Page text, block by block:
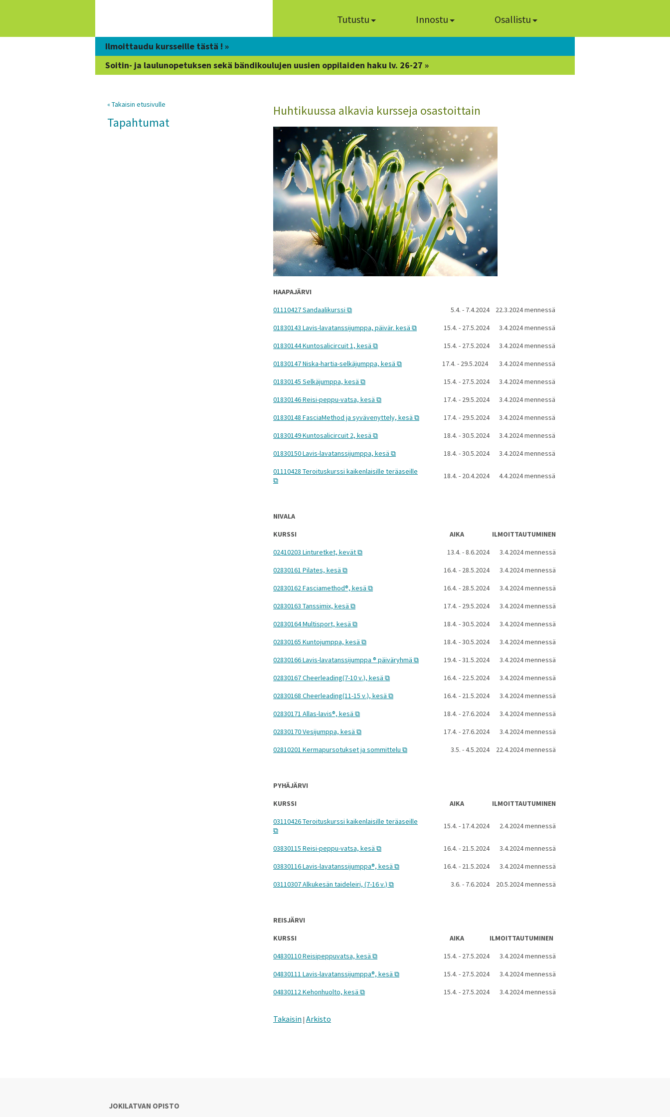
Tutustu Innostu Osallistu
Ilmoittaudu kursseille tästä ! »
Soitin- ja laulunopetuksen sekä bändikoulujen uusien oppilaiden haku lv. 26-27 »
Huhtikuussa alkavia kursseja osastoittain
HAAPAJÄRVI
01110427 Sandaalikurssi
5.4. - 7.4.2024
22.3.2024 mennessä
01830143 Lavis-lavatanssijumppa, päivär. kesä
15.4. - 27.5.2024
3.4.2024 mennessä
01830144 Kuntosalicircuit 1, kesä
15.4. - 27.5.2024
3.4.2024 mennessä
01830147 Niska-hartia-selkäjumppa, kesä
17.4. - 29.5.2024
3.4.2024 mennessä
01830145 Selkäjumppa, kesä
15.4. - 27.5.2024
3.4.2024 mennessä
01830146 Reisi-peppu-vatsa, kesä
17.4. - 29.5.2024
3.4.2024 mennessä
01830148 FasciaMethod ja syvävenyttely, kesä
17.4. - 29.5.2024
3.4.2024 mennessä
01830149 Kuntosalicircuit 2, kesä
18.4. - 30.5.2024
3.4.2024 mennessä
01830150 Lavis-lavatanssijumppa, kesä
18.4. - 30.5.2024
3.4.2024 mennessä
01110428 Teroituskurssi kaikenlaisille teräaseille
18.4. - 20.4.2024 4.4.2024 mennessä
NIVALA
KURSSI
AIKA
ILMOITTAUTUMINEN
02410203 Linturetket, kevät
13.4. - 8.6.2024
3.4.2024 mennessä
02830161 Pilates, kesä
16.4. - 28.5.2024
3.4.2024 mennessä
02830162 Fasciamethod®, kesä
16.4. - 28.5.2024
3.4.2024 mennessä
02830163 Tanssimix, kesä
17.4. - 29.5.2024
3.4.2024 mennessä
02830164 Multisport, kesä
18.4. - 30.5.2024
3.4.2024 mennessä
02830165 Kuntojumppa, kesä
18.4. - 30.5.2024
3.4.2024 mennessä
02830166 Lavis-lavatanssijumppa ® päiväryhmä
19.4. - 31.5.2024
3.4.2024 mennessä
02830167 Cheerleading(7-10 v.), kesä
16.4. - 22.5.2024
3.4.2024 mennessä
02830168 Cheerleading(11-15 v.), kesä
16.4. - 21.5.2024
3.4.2024 mennessä
02830171 Allas-lavis®, kesä
18.4. - 27.6.2024
3.4.2024 mennessä
02830170 Vesijumppa, kesä
17.4. - 27.6.2024
3.4.2024 mennessä
02810201 Kermapursotukset ja sommittelu
3.5. - 4.5.2024 22.4.2024 mennessä
PYHÄJÄRVI
KURSSI
AIKA
ILMOITTAUTUMINEN
03110426 Teroituskurssi kaikenlaisille teräaseille
15.4. - 17.4.2024 2.4.2024 mennessä
03830115 Reisi-peppu-vatsa, kesä 16.4. - 21.5.2024
3.4.2024 mennessä
03830116 Lavis-lavatanssijumppa®, kesä
16.4. - 21.5.2024
3.4.2024 mennessä
03110307 Alkukesän taideleiri, (7-16 v.)
3.6. - 7.6.2024 20.5.2024 mennessä
REISJÄRVI
KURSSI
AIKA
ILMOITTAUTUMINEN
04830110 Reisipeppuvatsa, kesä
15.4. - 27.5.2024
3.4.2024 mennessä
04830111 Lavis-lavatanssijumppa®, kesä
15.4. - 27.5.2024
3.4.2024 mennessä
04830112 Kehonhuolto, kesä
15.4. - 27.5.2024 3.4.2024 mennessä
Takaisin | Arkisto
« Takaisin etusivulle
Tapahtumat
JOKILATVAN OPISTO